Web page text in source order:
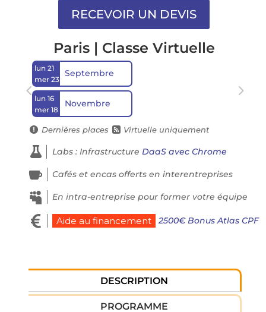
Paris | Classe Virtuelle
lun 21
mer 23
Septembre
lun 16
mer 18
Novembre
 Dernières places  Virtuelle uniquement
 Labs : Infrastructure DaaS avec Chrome
 Cafés et encas offerts en interentreprises
 En intra-entreprise pour former votre équipe
 Aide au financement 2500€ Bonus Atlas CPF
DESCRIPTION
PROGRAMME